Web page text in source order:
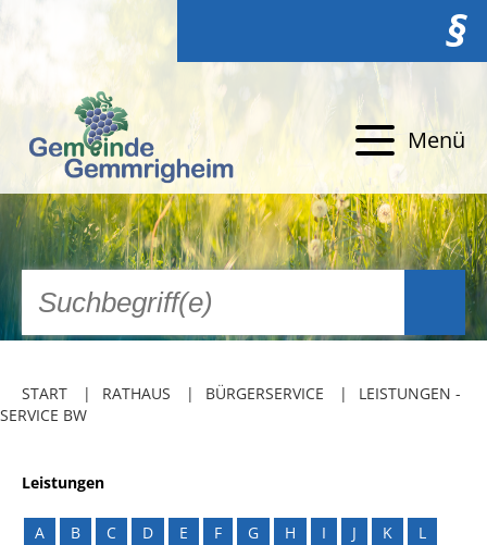
§
Menü
START RATHAUS BÜRGERSERVICE
LEISTUNGEN -
SERVICE BW
Leistungen
A B C D E F G H I J K
L